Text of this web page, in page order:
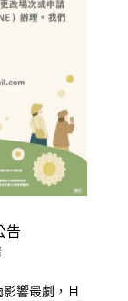
告
響最劇，且